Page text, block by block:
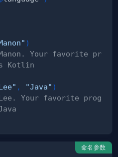
)
Your favorite pr
Kotlin
, "Java" )
Your favorite prog
命名参数